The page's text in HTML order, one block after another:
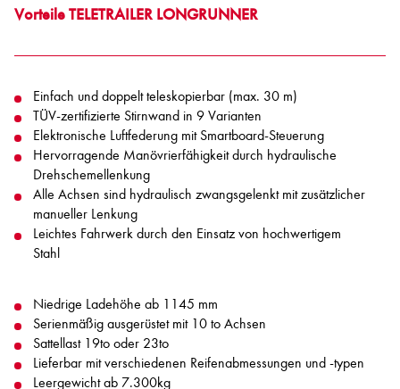
Vorteile TELETRAILER LONGRUNNER
Einfach und doppelt teleskopierbar (max. 30 m)
TÜV-zertifizierte Stirnwand in 9 Varianten
Elektronische Luftfederung mit Smartboard-Steuerung
Hervorragende Manövrierfähigkeit durch hydraulische
Drehschemellenkung
Alle Achsen sind hydraulisch zwangsgelenkt mit zusätzlicher
manueller Lenkung
Leichtes Fahrwerk durch den Einsatz von hochwertigem
Stahl
Niedrige Ladehöhe ab 1145 mm
Serienmäßig ausgerüstet mit 10 to Achsen
Sattellast 19to oder 23to
Lieferbar mit verschiedenen Reifenabmessungen und -typen
Leergewicht ab 7.300kg